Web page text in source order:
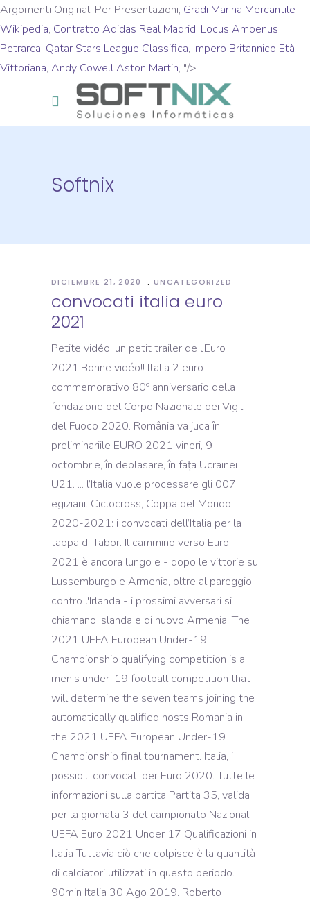
Argomenti Originali Per Presentazioni, Gradi Marina Mercantile
Wikipedia, Contratto Adidas Real Madrid, Locus Amoenus
Petrarca, Qatar Stars League Classifica, Impero Britannico Età
Vittoriana, Andy Cowell Aston Martin, "/>
Softnix
DICIEMBRE 21, 2020 UNCATEGORIZED
convocati italia euro
2021
Petite vidéo, un petit trailer de l'Euro
2021.Bonne vidéo!! Italia 2 euro
commemorativo 80º anniversario della
fondazione del Corpo Nazionale dei Vigili
del Fuoco 2020. România va juca în
preliminariile EURO 2021 vineri, 9
octombrie, în deplasare, în fața Ucrainei
U21. ... l’Italia vuole processare gli 007
egiziani. Ciclocross, Coppa del Mondo
2020-2021: i convocati dell’Italia per la
tappa di Tabor. Il cammino verso Euro
2021 è ancora lungo e - dopo le vittorie su
Lussemburgo e Armenia, oltre al pareggio
contro l'Irlanda - i prossimi avversari si
chiamano Islanda e di nuovo Armenia. The
2021 UEFA European Under-19
Championship qualifying competition is a
men's under-19 football competition that
will determine the seven teams joining the
automatically qualified hosts Romania in
the 2021 UEFA European Under-19
Championship final tournament. Italia, i
possibili convocati per Euro 2020. Tutte le
informazioni sulla partita Partita 35, valida
per la giornata 3 del campionato Nazionali
UEFA Euro 2021 Under 17 Qualificazioni in
Italia Tuttavia ciò che colpisce è la quantità
di calciatori utilizzati in questo periodo.
90min Italia 30 Ago 2019. Roberto